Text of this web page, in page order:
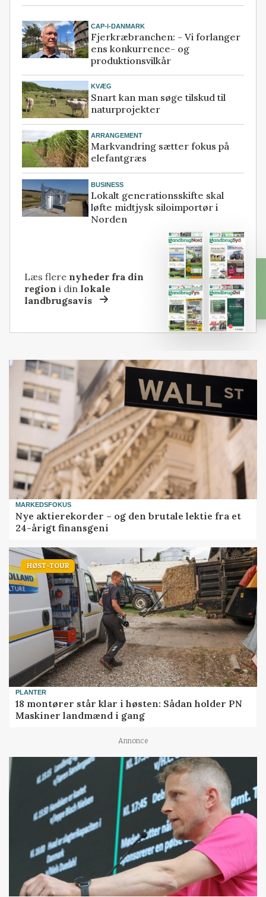
CAP-I-DANMARK
Fjerkræbranchen: - Vi forlanger
ens konkurrence- og
produktionsvilkår
KVÆG
Snart kan man søge tilskud til
naturprojekter
ARRANGEMENT
Markvandring sætter fokus på
elefantgræs
BUSINESS
Lokalt generationsskifte skal
løfte midtjysk siloimportør i
Norden
Læs flere nyheder fra din
region i dinlokale
landbrugsavis
MARKEDSFOKUS
Nye aktierekorder – og den brutale lektie fra et
24-årigt finansgeni
HØST-TOUR
PLANTER
18 montører står klar i høsten: Sådan holder PN
Maskiner landmænd i gang
Annonce